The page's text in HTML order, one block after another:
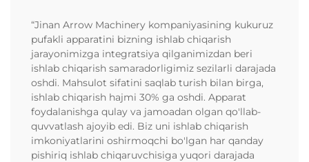
“Jinan Arrow Machinery kompaniyasining kukuruz
pufakli apparatini bizning ishlab chiqarish
jarayonimizga integratsiya qilganimizdan beri
ishlab chiqarish samaradorligimiz sezilarli darajada
oshdi. Mahsulot sifatini saqlab turish bilan birga,
ishlab chiqarish hajmi 30% ga oshdi. Apparat
foydalanishga qulay va jamoadan olgan qo'llab-
quvvatlash ajoyib edi. Biz uni ishlab chiqarish
imkoniyatlarini oshirmoqchi bo'lgan har qanday
pishiriq ishlab chiqaruvchisiga yuqori darajada